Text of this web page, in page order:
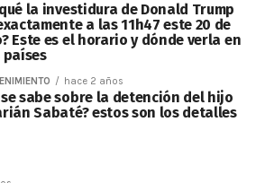
la investidura de Donald Trump
a las 11h47 este 20 de
Este es el horario y dónde verla en
hace 2 años
se sabe sobre la detención del hijo
Sabaté? estos son los detalles